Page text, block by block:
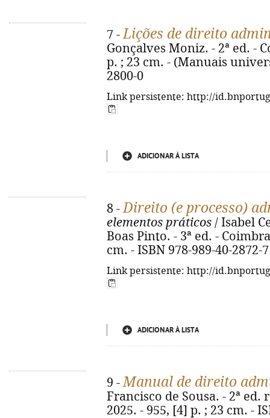
7 -Lições de direito
Gonçalves Moniz. - 2ª ed. -
p. ; 23 cm. - (Manuais
2800-0
Link persistente: http://
ADICIONAR À LISTA
8 -Direito (e processo)
elementos práticos / Isabel
Boas Pinto. - 3ª ed. -
cm. - ISBN 978-989-40-2872-7
Link persistente: http://
ADICIONAR À LISTA
9 -Manual de direito
Francisco de Sousa. - 2ª
2025. - 955, [4] p. ; 23 cm. -